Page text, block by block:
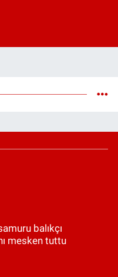
balıkçı
mesken tuttu